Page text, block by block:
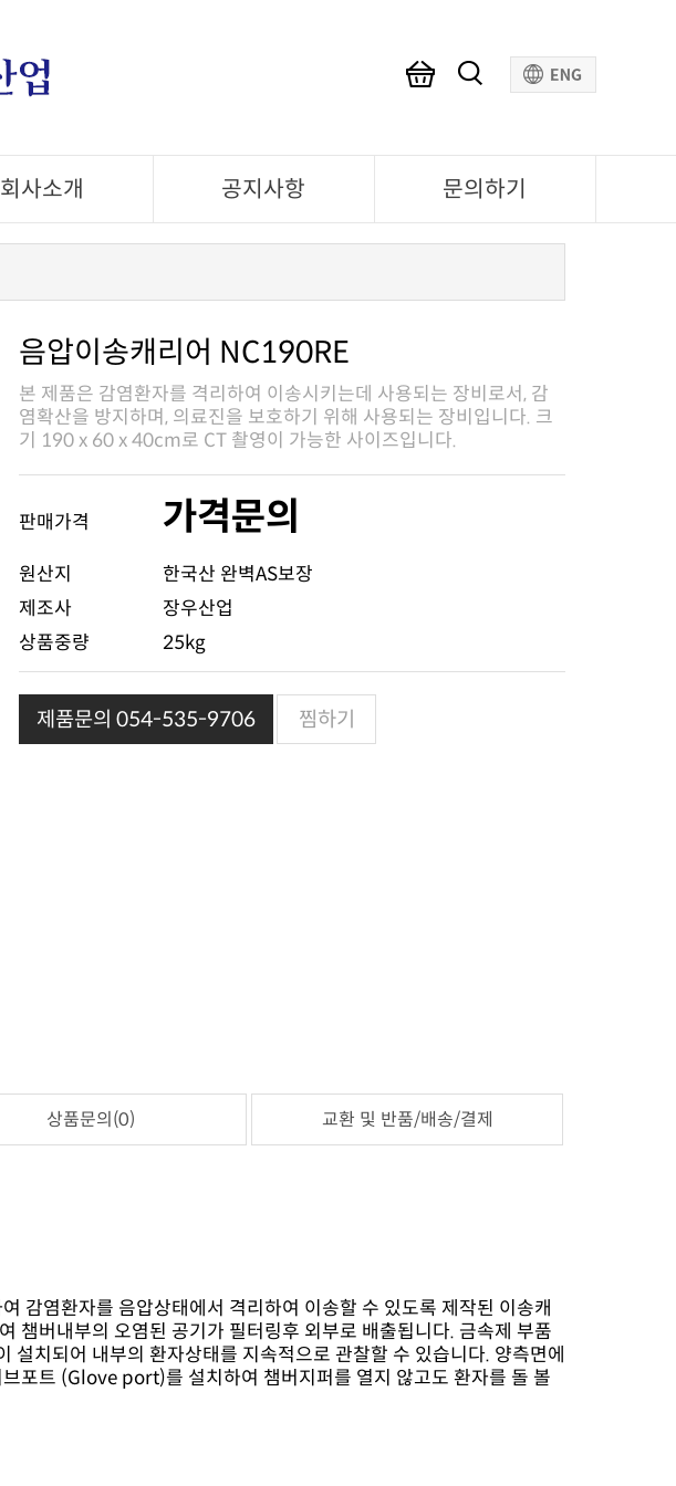
회사소개 공지사항 문의하기
음압이송캐리어 NC190RE
기 190 x 60 x 40cm로 CT 촬영이 가능한 사이즈입니다.
판매가격 가격문의
원산지
한국산 완벽AS보장
제조사
장우산업
상품중량
25kg
제품문의 054-535-9706 찜하기
상품문의(0) 교환 및 반품/배송/결제